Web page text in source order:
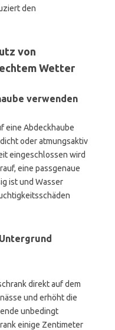
den
von
Wetter
verwenden
eine Abdeckhaube
oder atmungsaktiv
eingeschlossen wird
eine passgenaue
ist und Wasser
direkt auf dem
und erhöht die
unbedingt
einige Zentimeter